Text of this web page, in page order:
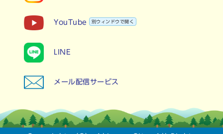
YouTube 別ウィンドウで開く
LINE
メール配信サービス